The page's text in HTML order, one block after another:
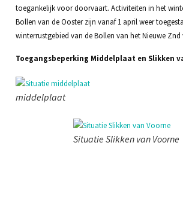
toegankelijk voor doorvaart. Activiteiten in het
Bollen van de Ooster zijn vanaf 1 april weer
winterrustgebied van de Bollen van het Nieuwe Znd
Toegangsbeperking Middelplaat en Slikken
middelplaat
Situatie Slikken van Voorne